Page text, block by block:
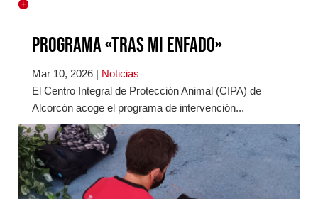
Programa «Tras mi enfado»
Mar 10, 2026| Noticias
El Centro Integral de Protección Animal (CIPA) de
Alcorcón acoge el programa de intervención...